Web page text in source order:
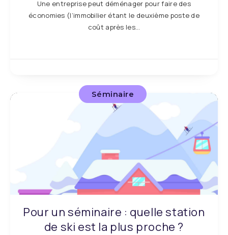
Une entreprise peut déménager pour faire des
économies (l’immobilier étant le deuxième poste de
coût après les…
Séminaire
Pour un séminaire : quelle station
de ski est la plus proche ?